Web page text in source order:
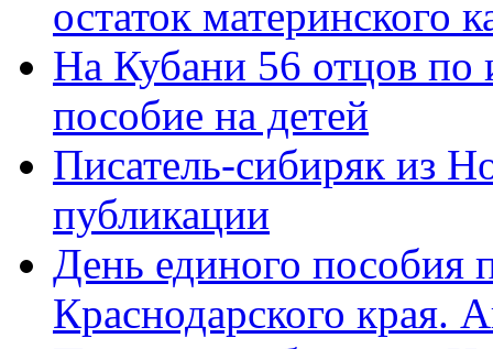
остаток материнского
На Кубани 56 отцов по
пособие на детей
Писатель-сибиряк из
публикации
День единого пособия
Краснодарского края.